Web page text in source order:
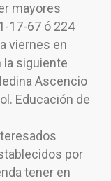
mayores
17-67 ó 224
viernes en
la siguiente
Ascencio
Educación de
por
tener en